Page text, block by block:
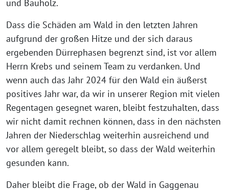
und Bauholz.
Dass die Schäden am Wald in den letzten Jahren
aufgrund der großen Hitze und der sich daraus
ergebenden Dürrephasen begrenzt sind, ist vor allem
Herrn Krebs und seinem Team zu verdanken. Und
wenn auch das Jahr 2024 für den Wald ein äußerst
positives Jahr war, da wir in unserer Region mit vielen
Regentagen gesegnet waren, bleibt festzuhalten, dass
wir nicht damit rechnen können, dass in den nächsten
Jahren der Niederschlag weiterhin ausreichend und
vor allem geregelt bleibt, so dass der Wald weiterhin
gesunden kann.
Daher bleibt die Frage, ob der Wald in Gaggenau